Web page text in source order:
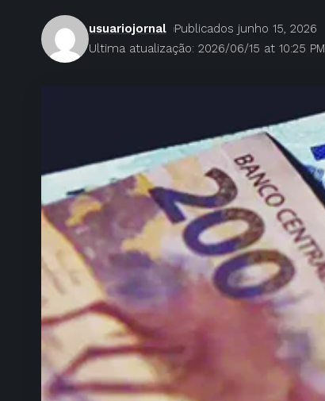
Ultima atualização: 2026/06/15 at 10:25 PM
usuariojornal Publicados junho 15, 2026